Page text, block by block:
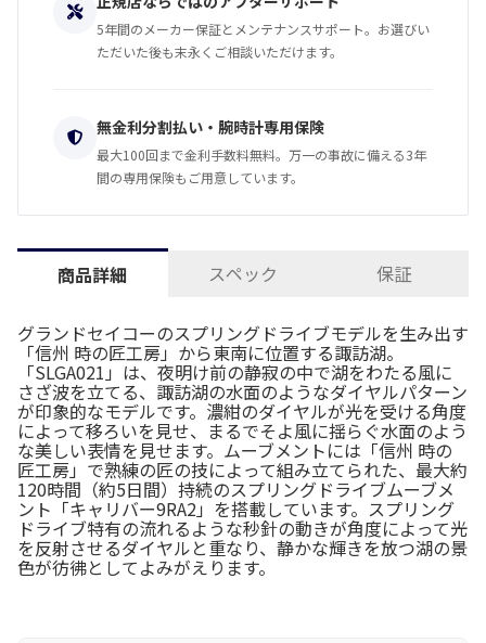
5年間のメーカー保証とメンテナンスサポート。お選びい
ただいた後も末永くご相談いただけます。
無金利分割払い・腕時計専用保険
最大100回まで金利手数料無料。万一の事故に備える3年
間の専用保険もご用意しています。
商品詳細 スペック 保証
グランドセイコーのスプリングドライブモデルを生み出す
「信州 時の匠工房」から東南に位置する諏訪湖。
「SLGA021」は、夜明け前の静寂の中で湖をわたる風に
さざ波を立てる、諏訪湖の水面のようなダイヤルパターン
が印象的なモデルです。濃紺のダイヤルが光を受ける角度
によって移ろいを見せ、まるでそよ風に揺らぐ水面のよう
な美しい表情を見せます。ムーブメントには「信州 時の
匠工房」で熟練の匠の技によって組み立てられた、最大約
120時間（約5日間）持続のスプリングドライブムーブメ
ント「キャリバー9RA2」を搭載しています。スプリング
ドライブ特有の流れるような秒針の動きが角度によって光
を反射させるダイヤルと重なり、静かな輝きを放つ湖の景
色が彷彿としてよみがえります。